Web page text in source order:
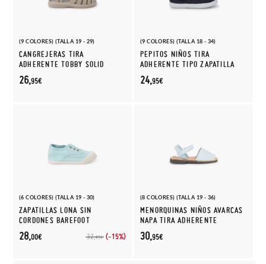
(9 COLORES) (TALLA 19 - 29)
CANGREJERAS TIRA
ADHERENTE TOBBY SOLID
26,95€
(9 COLORES) (TALLA 18 - 34)
PEPITOS NIÑOS TIRA
ADHERENTE TIPO ZAPATILLA
24,95€
(6 COLORES) (TALLA 19 - 30)
ZAPATILLAS LONA SIN
CORDONES BAREFOOT
32,95€ (-15%)
28,00€
(8 COLORES) (TALLA 19 - 36)
MENORQUINAS NIÑOS AVARCAS
NAPA TIRA ADHERENTE
30,95€